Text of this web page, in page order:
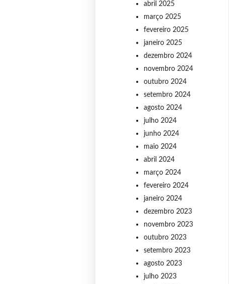
abril 2025
março 2025
fevereiro 2025
janeiro 2025
dezembro 2024
novembro 2024
outubro 2024
setembro 2024
agosto 2024
julho 2024
junho 2024
maio 2024
abril 2024
março 2024
fevereiro 2024
janeiro 2024
dezembro 2023
novembro 2023
outubro 2023
setembro 2023
agosto 2023
julho 2023